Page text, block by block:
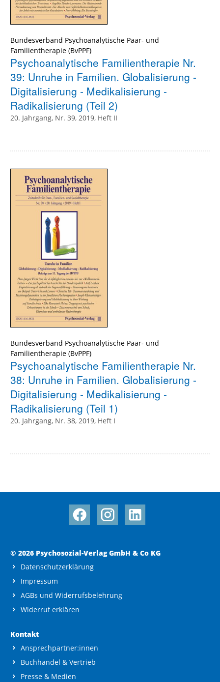
Bundesverband Psychoanalytische Paar- und
Familientherapie (BvPPF)
Psychoanalytische Familientherapie Nr.
39: Unruhe in Familien. Globalisierung -
Digitalisierung - Medikalisierung -
Radikalisierung (Teil 2)
20. Jahrgang, Nr. 39, 2019, Heft II
Bundesverband Psychoanalytische Paar- und
Familientherapie (BvPPF)
Psychoanalytische Familientherapie Nr.
38: Unruhe in Familien. Globalisierung -
Digitalisierung - Medikalisierung -
Radikalisierung (Teil 1)
20. Jahrgang, Nr. 38, 2019, Heft I
© 2026 Psychosozial-Verlag GmbH & Co KG
Datenschutzerklärung
Impressum
AGBs und Widerrufsbelehrung
Widerruf erklären
Kontakt
Ansprechpartner:innen
Buchhandel & Vertrieb
Presse & Medien